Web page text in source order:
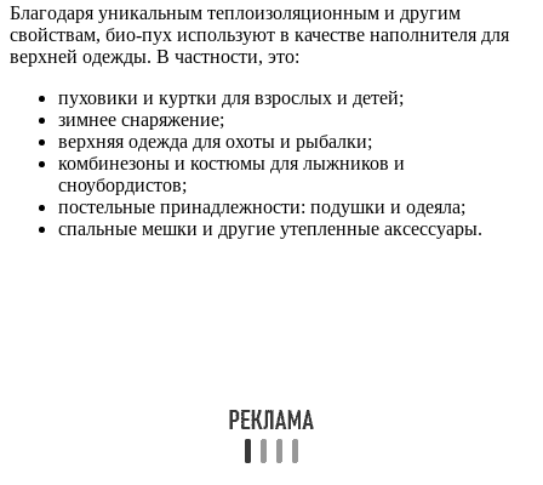
Благодаря уникальным теплоизоляционным и другим
свойствам, био-пух используют в качестве наполнителя для
верхней одежды. В частности, это:
пуховики и куртки для взрослых и детей;
зимнее снаряжение;
верхняя одежда для охоты и рыбалки;
комбинезоны и костюмы для лыжников и
сноубордистов;
постельные принадлежности: подушки и одеяла;
спальные мешки и другие утепленные аксессуары.